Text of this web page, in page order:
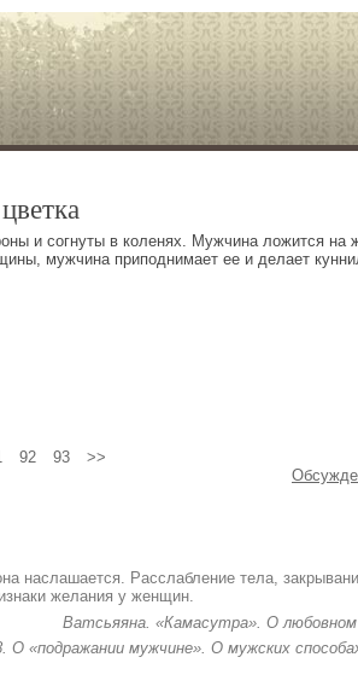
и согнуты в коленях. Мужчина ложится на
мужчина приподнимает ее и делает
92 93
>>
наслашается. Расслабление тела,
желания у женщин.
Ватсьяяна. «Камасутра». О любовном
О «подражании мужчине». О мужских